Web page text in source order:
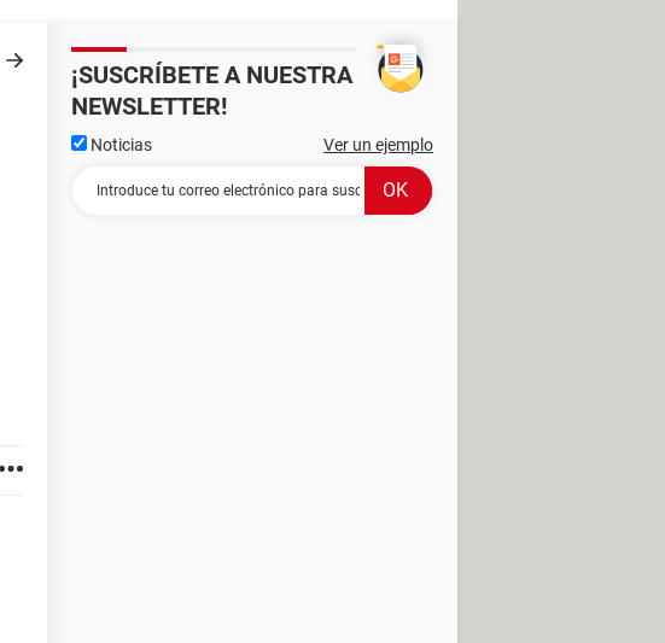
¡SUSCRÍBETE A NUESTRA
NEWSLETTER!
Noticias Ver un ejemplo